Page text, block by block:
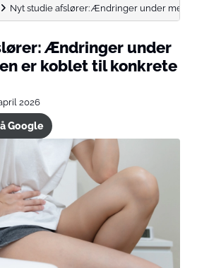
Nyt studie afslører: Ændringer under
Ændringer under
er koblet til konkrete
2026
Google